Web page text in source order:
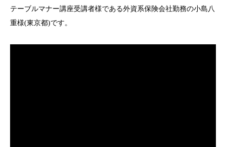
テーブルマナー講座受講者様である外資系保険会社勤務の小島八
重様(東京都)です。